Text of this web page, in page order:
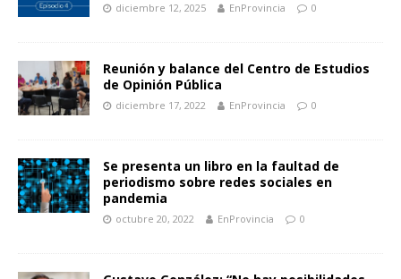
diciembre 12, 2025 EnProvincia 0
Reunión y balance del Centro de Estudios
de Opinión Pública
diciembre 17, 2022 EnProvincia 0
Se presenta un libro en la faultad de
periodismo sobre redes sociales en
pandemia
octubre 20, 2022 EnProvincia 0